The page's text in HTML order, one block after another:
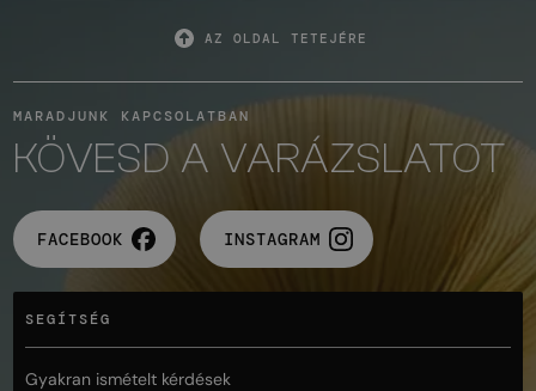
AZ OLDAL TETEJÉRE
MARADJUNK KAPCSOLATBAN
KÖVESD A VARÁZSLATOT
FACEBOOK INSTAGRAM
SEGÍTSÉG
Gyakran ismételt kérdések